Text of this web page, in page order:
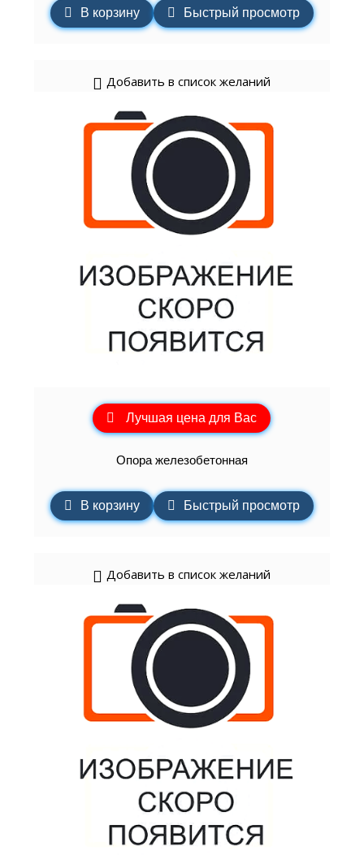
В корзину Быстрый просмотр
Добавить в список желаний
Лучшая цена для Вас
Опора железобетонная
В корзину Быстрый просмотр
Добавить в список желаний